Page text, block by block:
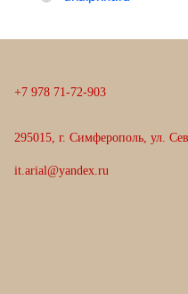
+7 978 71-72-903
295015, г. Симферополь, ул.
it.arial@yandex.ru